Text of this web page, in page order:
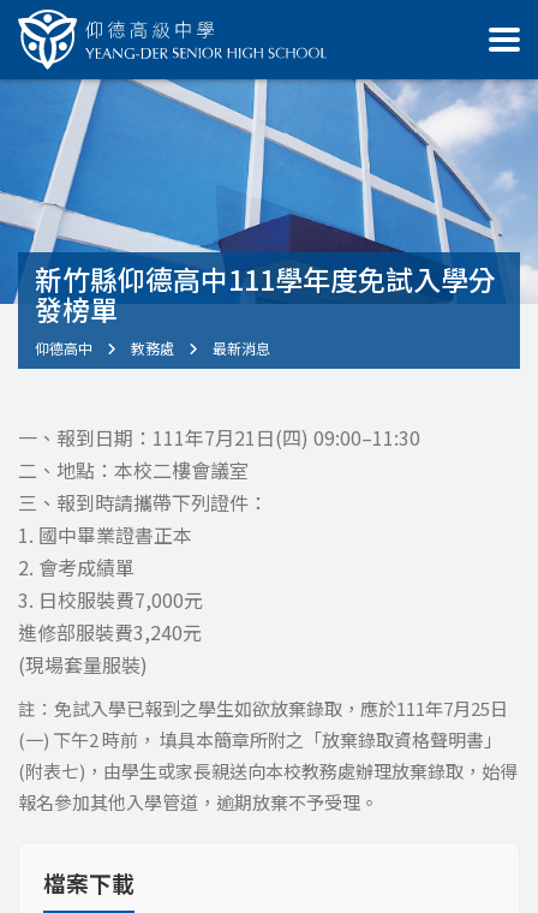
新竹縣仰德高中111學年度免試入學分
發榜單
仰德高中 教務處 最新消息
一、報到日期：111年7月21日(四) 09:00–11:30
二、地點：本校二樓會議室
三、報到時請攜帶下列證件：
1. 國中畢業證書正本
2. 會考成績單
3. 日校服裝費7,000元
進修部服裝費3,240元
(現場套量服裝)
註：免試入學已報到之學生如欲放棄錄取，應於111年7月25日
(一) 下午2 時前， 填具本簡章所附之「放棄錄取資格聲明書」
(附表七)，由學生或家長親送向本校教務處辦理放棄錄取，始得
報名參加其他入學管道，逾期放棄不予受理。
檔案下載